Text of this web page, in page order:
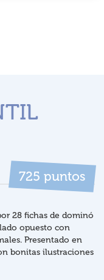
725puntos
28 fichas de dominó
opuesto con
Presentado en
bonitas ilustraciones